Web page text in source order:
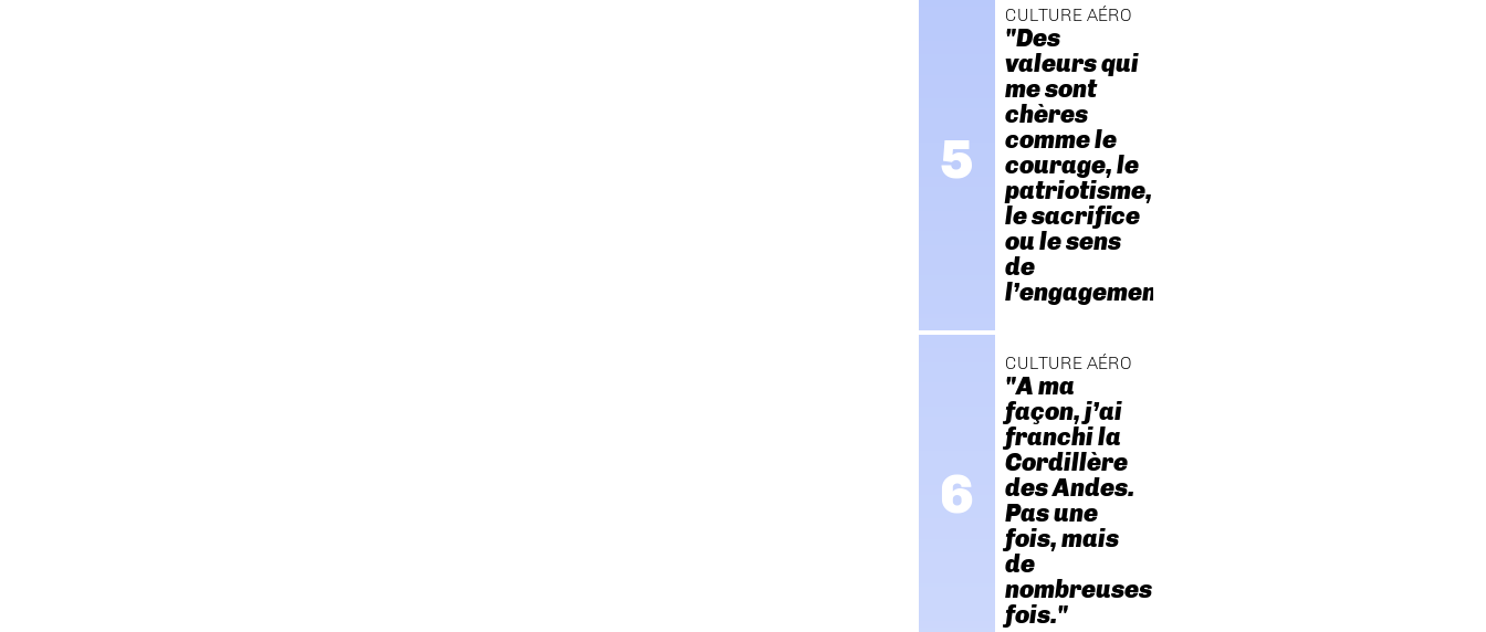
CULTURE AÉRO
"Des
valeurs qui
me sont
chères
comme le
courage, le
patriotisme,
le sacrifice
ou le sens
de
l’engagement."
CULTURE AÉRO
"A ma
façon, j’ai
franchi la
Cordillère
des Andes.
Pas une
fois, mais
de
nombreuses
fois."